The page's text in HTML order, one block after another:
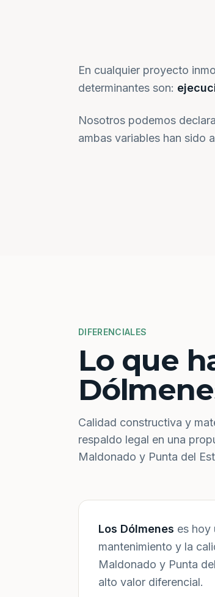
En cualquier proyecto
determinantes son:
Nosotros podemos
ambas variables han sido
DIFERENCIALES
Lo que
Calidad constructiva y
respaldo legal en una
Maldonado y Punta del
Los Dólmenes es hoy
mantenimiento y la
Maldonado y Punta
alto valor diferencial.